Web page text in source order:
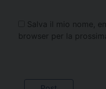
Salva il mio nome,
browser per la